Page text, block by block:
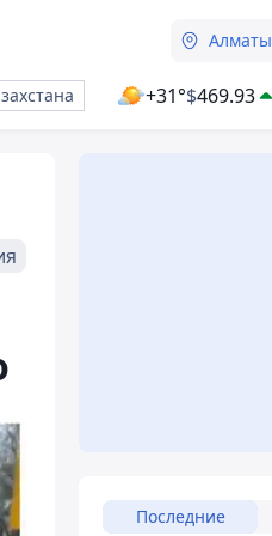
Алматы
+31°$469.93
Последние